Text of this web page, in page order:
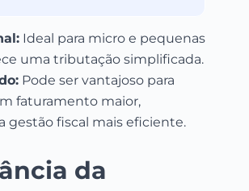
Ideal para micro e pequenas
uma tributação simplificada.
Pode ser vantajoso para
faturamento maior,
gestão fiscal mais eficiente.
da